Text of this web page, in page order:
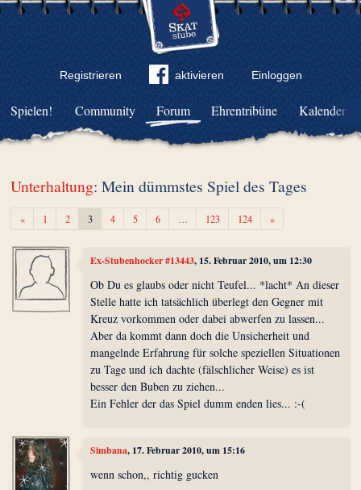
Registrieren aktivieren Einloggen
Community Forum Ehrentribüne Kalender
Spielen!
Unterhaltung: Mein dümmstes Spiel des Tages
«Zurück1 2 3 4 5 6 … 123 124 »Weiter
Ex-Stubenhocker #13443, 15. Februar 2010, um 12:30
Ob Du es glaubs oder nicht Teufel... *lacht* An dieser
Stelle hatte ich tatsächlich überlegt den Gegner mit
Kreuz vorkommen oder dabei abwerfen zu lassen...
Aber da kommt dann doch die Unsicherheit und
mangelnde Erfahrung für solche speziellen Situationen
zu Tage und ich dachte (fälschlicher Weise) es ist
besser den Buben zu ziehen...
Ein Fehler der das Spiel dumm enden lies... :-(
Simbana, 17. Februar 2010, um 15:16
wenn schon,, richtig gucken